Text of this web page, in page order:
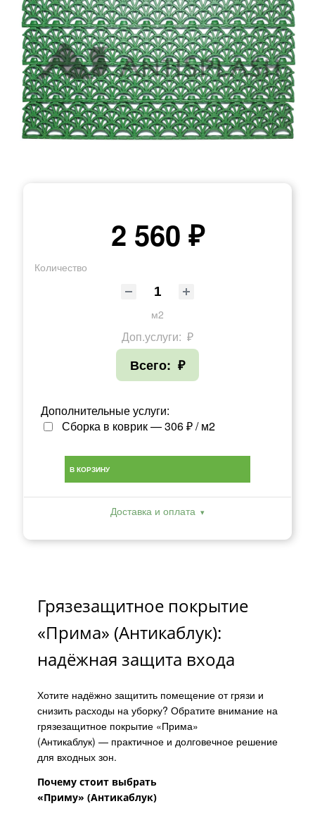
2 560 ₽
Количество
м2
Доп.услуги: ₽
Всего: ₽
Дополнительные услуги:
Сборка в коврик — 306 ₽ / м2
В КОРЗИНУ
Доставка и оплата
Грязезащитное покрытие
«Прима» (Антикаблук):
надёжная защита входа
Хотите надёжно защитить помещение от грязи и
снизить расходы на уборку? Обратите внимание на
грязезащитное покрытие «Прима»
(Антикаблук) — практичное и долговечное решение
для входных зон.
Почему стоит выбрать
«Приму» (Антикаблук)